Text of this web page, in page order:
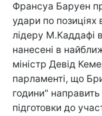
Франсуа Баруен
удари по позиціях
лідеру М.Каддафі
нанесені в
міністр Девід
парламенті, що
години"
підготовки до